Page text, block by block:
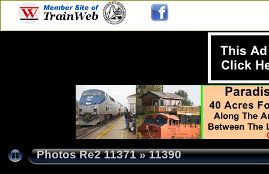
Photos Re2 11371»11390